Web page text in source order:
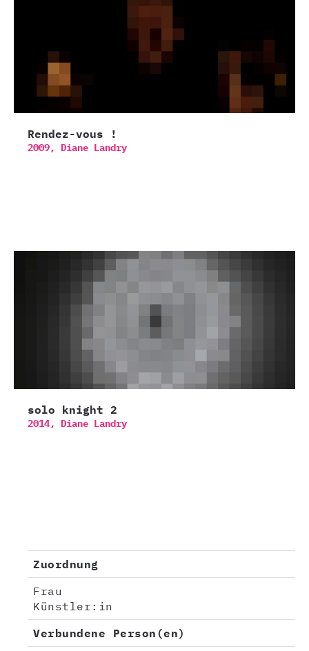
Rendez-vous !
2009, Diane Landry
solo knight 2
2014, Diane Landry
Zuordnung
Frau
Künstler:in
Verbundene Person(en)